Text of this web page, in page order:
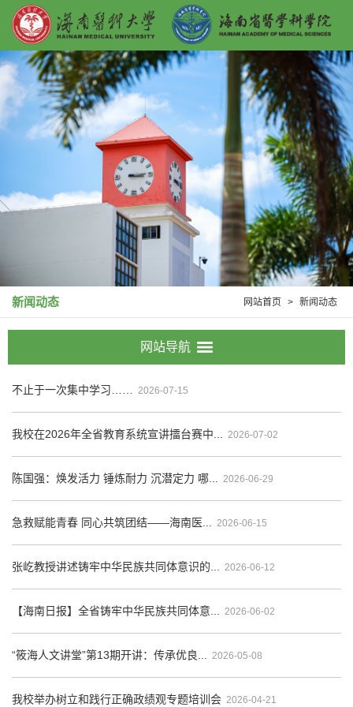
新闻动态 网站首页 > 新闻动态
网站导航
不止于一次集中学习…… 2026-07-15
我校在2026年全省教育系统宣讲擂台赛中... 2026-07-02
陈国强：焕发活力 锤炼耐力 沉潜定力 哪... 2026-06-29
急救赋能青春 同心共筑团结——海南医... 2026-06-15
张屹教授讲述铸牢中华民族共同体意识的... 2026-06-12
【海南日报】全省铸牢中华民族共同体意... 2026-06-02
“筱海人文讲堂”第13期开讲：传承优良... 2026-05-08
我校举办树立和践行正确政绩观专题培训会 2026-04-21